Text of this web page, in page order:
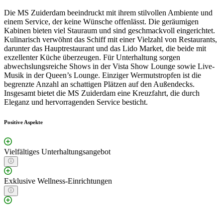
Die MS Zuiderdam beeindruckt mit ihrem stilvollen Ambiente und
einem Service, der keine Wünsche offenlässt. Die geräumigen
Kabinen bieten viel Stauraum und sind geschmackvoll eingerichtet.
Kulinarisch verwöhnt das Schiff mit einer Vielzahl von Restaurants,
darunter das Hauptrestaurant und das Lido Market, die beide mit
exzellenter Küche überzeugen. Für Unterhaltung sorgen
abwechslungsreiche Shows in der Vista Show Lounge sowie Live-
Musik in der Queen’s Lounge. Einziger Wermutstropfen ist die
begrenzte Anzahl an schattigen Plätzen auf den Außendecks.
Insgesamt bietet die MS Zuiderdam eine Kreuzfahrt, die durch
Eleganz und hervorragenden Service besticht.
Positive Aspekte
Vielfältiges Unterhaltungsangebot
Exklusive Wellness-Einrichtungen